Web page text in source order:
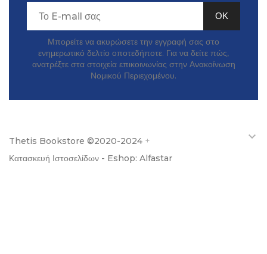
Μπορείτε να ακυρώσετε την εγγραφή σας στο
ενημερωτικό δελτίο οποτεδήποτε. Για να δείτε πώς,
ανατρέξτε στα στοιχεία επικοινωνίας στην Ανακοίνωση
Νομικού Περιεχομένου.

Thetis Bookstore ©2020-2024 +
Κατασκευή Ιστοσελίδων - Eshop: Alfastar